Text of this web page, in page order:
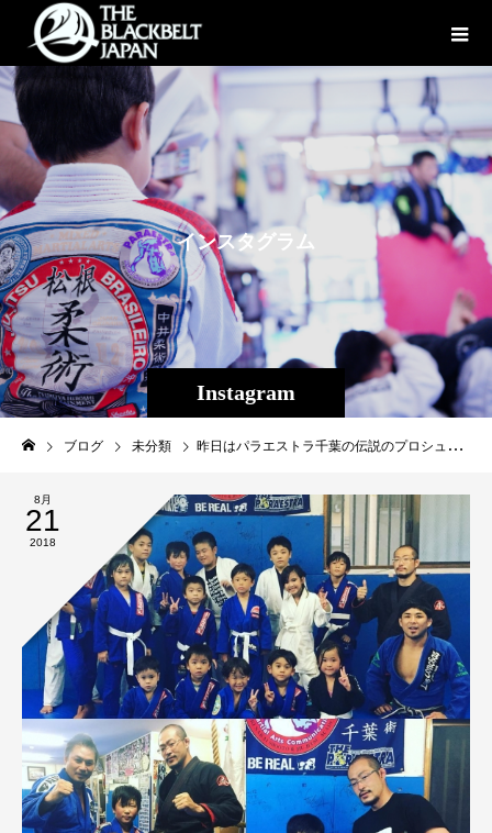
Instagram
インスタグラ ム
ブログ 未分類 昨日はパラエストラ千葉の伝説のプロシューター西岡裕ファミリーがTheパラエストラ沖縄に練習に来てくれました！ 息子の修斗くんとミサキちゃんはキッズクラスから参加、大人クラスも参加してくれました。 子供もいるんで柔術クラスまで参加したら帰りますー、と初めは言っていましたが、 闘志が湧いてきたのか柔術クラス後の修斗クラスも、 やっぱり参加していいですか？！ と、グラップリングスパーリングもガンガンしていって結局最後の時間まで練習していきました！ １６，７年前、高校生でパラエストラ千葉に入会した西岡は当時練習がとにかく楽しかったようで、毎日毎日練習に来てパラエストラ千葉のジムに西岡がいない日はなく、プロになるのも必然でした。 目の怪我により試合から遠ざかってしまいましたが、続けていれば非常に高い確率でチャンピオンになれた逸材だったと思います。 練習後は行きつけの沖縄料理屋さん「うちなー家」で懐かしい話や最近の近況、今後の展望など沢山話が出来て良かったです。 話しの流れから今年中にパラエストラ千葉初期メンバーの同窓会をやろう！ となったので時間を見て企画したいと思っています。 パラエストラ千葉の初期メンバーの方々声掛けさせてください、よろしくお願いします^^ 西岡ファミリーまた沖縄で待ってるぞ―、サンキュー！ #パラエストラ #沖縄 #那覇 #与儀 #MMA #shooto #コザ #総合格闘技 #修斗 #キックボクシング #柔術 #jiujitsu #ダイエット
8月
21
2018